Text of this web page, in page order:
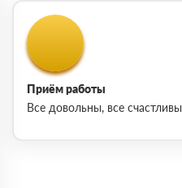
Приём работы
Все довольны, все счастливы